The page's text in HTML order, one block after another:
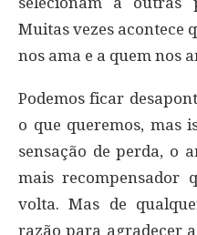
Muitas vezes acontece
nos ama e a quem nos
Podemos ficar
o que queremos, mas
sensação de perda, o
mais recompensador
volta. Mas de
razão para agradecer